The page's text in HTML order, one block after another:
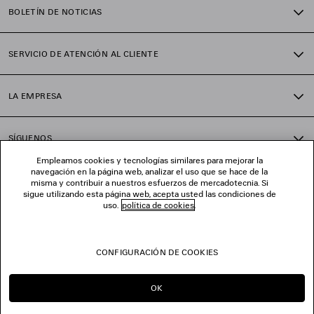
Forro: 100% poliéster
BOLETÍN DE NOTICIAS
SERVICIO DE ATENCIÓN AL CLIENTE
LA EMPRESA
SÍGUENOS
TIENDAS
© 2026 Balenciaga
Empleamos cookies y tecnologías similares para mejorar la
navegación en la página web, analizar el uso que se hace de la
misma y contribuir a nuestros esfuerzos de mercadotecnia. Si
sigue utilizando esta página web, acepta usted las condiciones de
uso. política de cookies.
CONFIGURACIÓN DE COOKIES
OK